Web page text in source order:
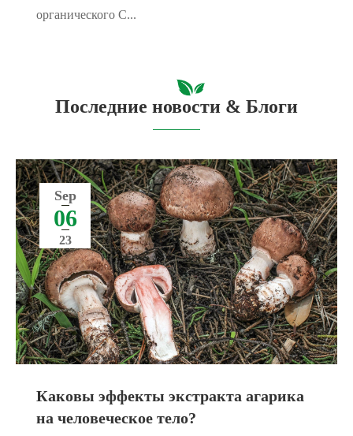
органического C...
Последние новости & Блоги
Sep
06
23
Каковы эффекты экстракта агарика
на человеческое тело?